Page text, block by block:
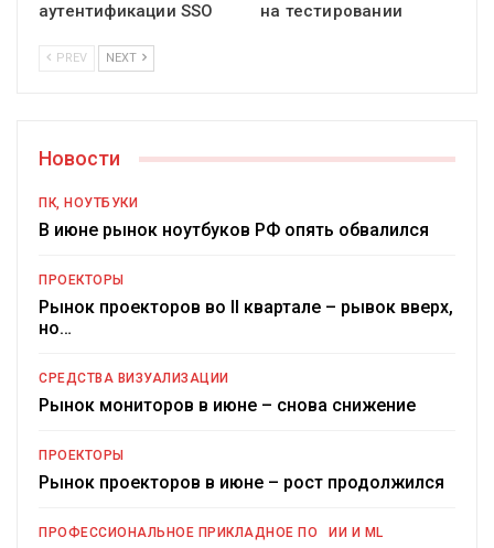
аутентификации SSO
на тестировании
PREV NEXT
Новости
ПК, НОУТБУКИ
В июне рынок ноутбуков РФ опять обвалился
ПРОЕКТОРЫ
Рынок проекторов во II квартале – рывок вверх,
но…
СРЕДСТВА ВИЗУАЛИЗАЦИИ
Рынок мониторов в июне – снова снижение
ПРОЕКТОРЫ
Рынок проекторов в июне – рост продолжился
ПРОФЕССИОНАЛЬНОЕ ПРИКЛАДНОЕ ПО ИИ И ML